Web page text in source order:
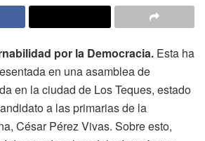
por la Democracia. Esta ha
en una asamblea de
en la ciudad de Los Teques, estado
a las primarias de la
César Pérez Vivas. Sobre esto,